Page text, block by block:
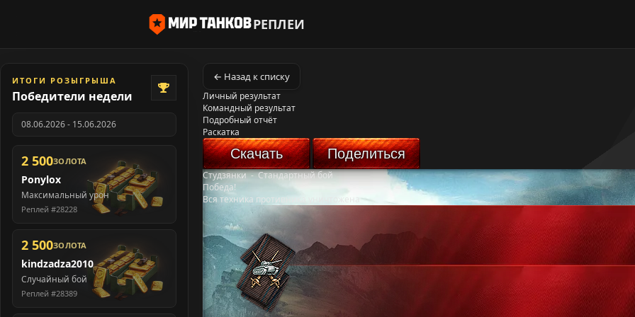
РЕПЛЕИ
ИТОГИ РОЗЫГРЫША
Победители недели
08.06.2026 - 15.06.2026
2 500ЗОЛОТА
Ponylox
Максимальный урон
Реплей #28228
2 500ЗОЛОТА
kindzadza2010
Случайный бой
Реплей #28389
← Назад к списку
Личный результат
Командный результат
Подробный отчёт
Раскатка
Скачать Поделиться
Студзянки-Стандартный бой
Победа!
Вся техника противника уничтожена